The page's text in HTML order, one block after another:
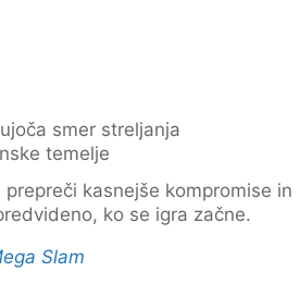
smer streljanja
temelje
kasnejše kompromise in
ko se igra začne.
Slam